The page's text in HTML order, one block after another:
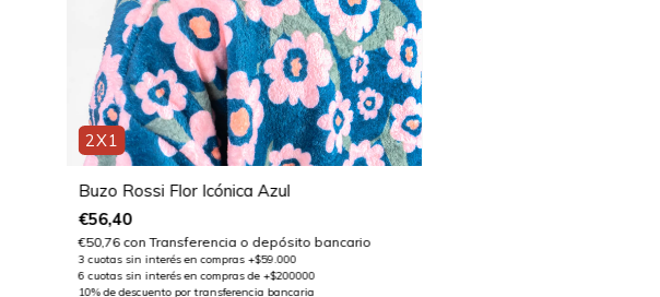
2X1
Buzo Rossi Flor Icónica Azul
€56,40
€50,76 con Transferencia o depósito bancario